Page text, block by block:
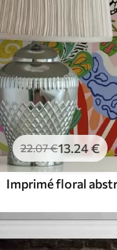
22.07€13.24€
Imprimé floral